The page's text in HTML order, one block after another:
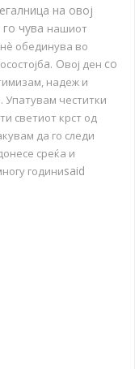
на овој
чува нашиот
нѐ обединува во
а. Овој ден со
надеж и
Упатувам честитки
светиот крст од
да го следи
среќа и
годиниsaid